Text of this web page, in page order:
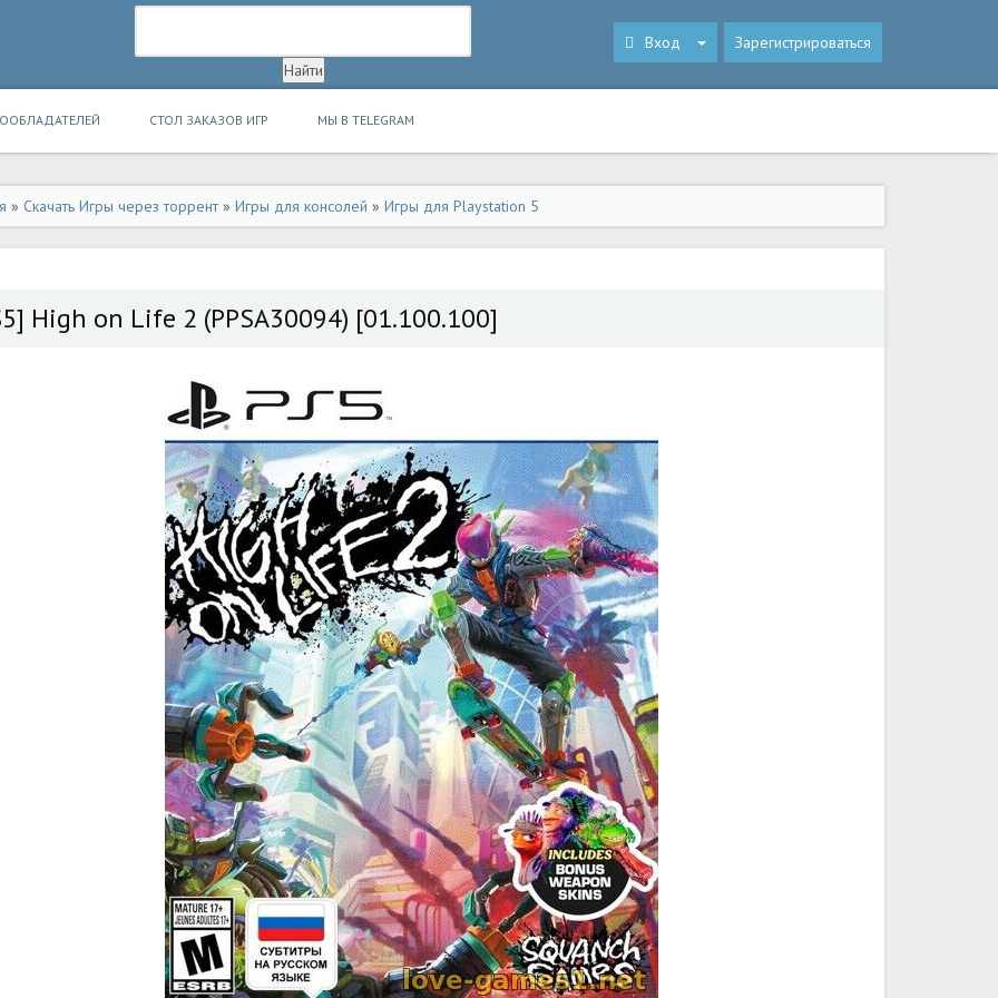
Вход Зарегистрироваться
СТОЛ ЗАКАЗОВ ИГР МЫ В TELEGRAM
» Скачать Игры через торрент» Игры для консолей » Игры для Playstation 5
High on Life 2 (PPSA30094) [01.100.100]